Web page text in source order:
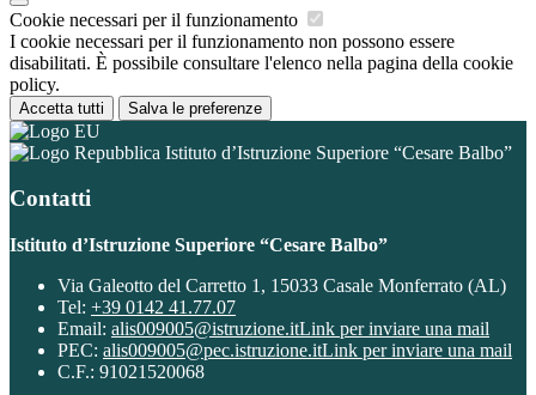
Cookie necessari per il funzionamento
I cookie necessari per il funzionamento non possono essere
disabilitati. È possibile consultare l'elenco nella pagina della cookie
policy.
Accetta tutti Salva le preferenze
Istituto d’Istruzione Superiore “Cesare Balbo”
Contatti
Istituto d’Istruzione Superiore “Cesare Balbo”
Via Galeotto del Carretto 1, 15033 Casale Monferrato (AL)
Tel: +39 0142 41.77.07
Email: alis009005@istruzione.itLink per inviare una mail
PEC: alis009005@pec.istruzione.itLink per inviare una mail
C.F.: 91021520068